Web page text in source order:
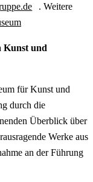
. Weitere
Kunst und
für Kunst und
durch die
Überblick über
Werke aus
an der Führung